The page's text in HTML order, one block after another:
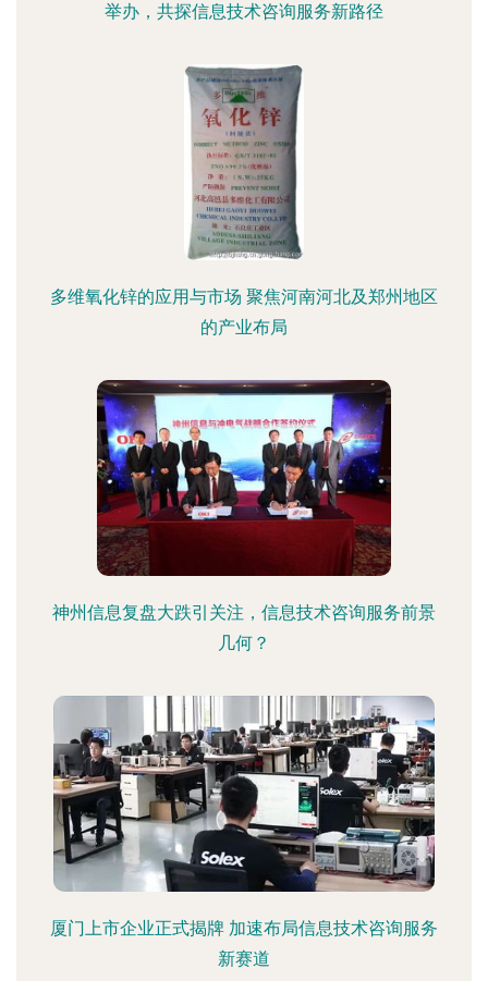
举办，共探信息技术咨询服务新路径
多维氧化锌的应用与市场 聚焦河南河北及郑州地区
的产业布局
神州信息复盘大跌引关注，信息技术咨询服务前景
几何？
厦门上市企业正式揭牌 加速布局信息技术咨询服务
新赛道